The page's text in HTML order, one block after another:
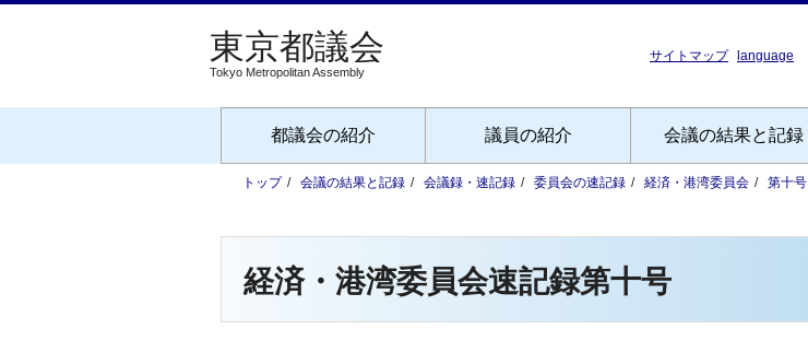
Tokyo Metropolitan Assembly
サイトマップ language
都議会の紹介 議員の紹介 会議の結果と記録
トップ 会議の結果と記録 会議録・速記録 委員会の速記録 経済・港湾委員会 第十号
経済・港湾委員会速記録第十号